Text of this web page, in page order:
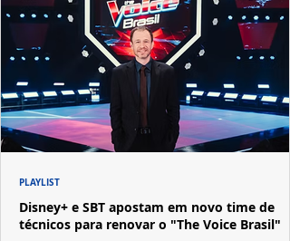
Disney+ e SBT apostam em novo time de
técnicos para renovar o "The Voice Brasil"
PLAYLIST